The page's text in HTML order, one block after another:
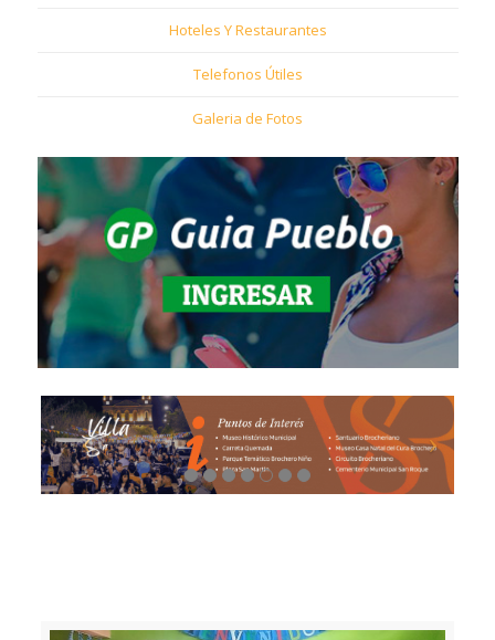
Hoteles Y Restaurantes
Telefonos Útiles
Galeria de Fotos